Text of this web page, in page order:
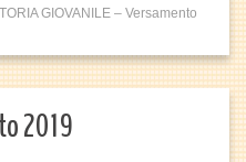
GIOVANILE – Versamento
2019